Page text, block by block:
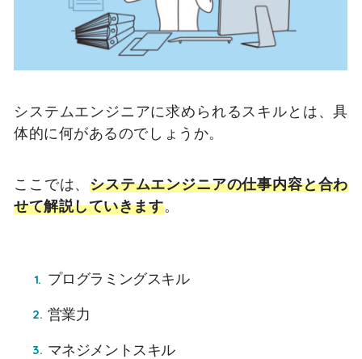
システムエンジニアに求められるスキルとは、具
体的に何があるのでしょうか。
ここでは、システムエンジニアの仕事内容と合わ
せて解説していきます。
プログラミングスキル
営業力
マネジメントスキル